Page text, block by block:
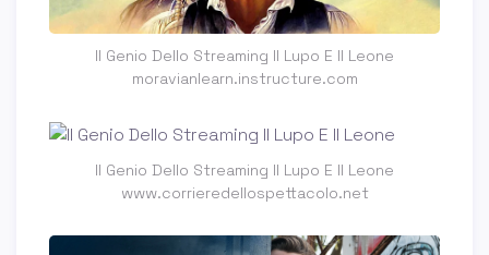
Il Genio Dello Streaming Il Lupo E Il Leone
moravianlearn.instructure.com
Il Genio Dello Streaming Il Lupo E Il Leone
www.corrieredellospettacolo.net